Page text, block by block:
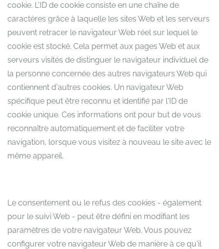
cookie. L'ID de cookie consiste en une chaîne de
caractères grâce à laquelle les sites Web et les serveurs
peuvent retracer le navigateur Web réel sur lequel le
cookie est stocké. Cela permet aux pages Web et aux
serveurs visités de distinguer le navigateur individuel de
la personne concernée des autres navigateurs Web qui
contiennent d'autres cookies. Un navigateur Web
spécifique peut être reconnu et identifié par l'ID de
cookie unique. Ces informations ont pour but de vous
reconnaître automatiquement et de faciliter votre
navigation, lorsque vous visitez à nouveau le site avec le
même appareil.
Le consentement ou le refus des cookies - également
pour le suivi Web - peut être défini en modifiant les
paramètres de votre navigateur Web. Vous pouvez
configurer votre navigateur Web de manière à ce qu'il